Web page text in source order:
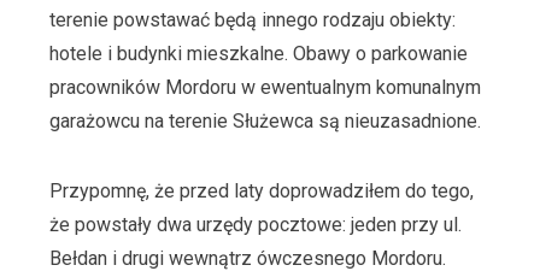
terenie powstawać będą innego rodzaju obiekty:
hotele i budynki mieszkalne. Obawy o parkowanie
pracowników Mordoru w ewentualnym komunalnym
garażowcu na terenie Służewca są nieuzasadnione.
Przypomnę, że przed laty doprowadziłem do tego,
że powstały dwa urzędy pocztowe: jeden przy ul.
Bełdan i drugi wewnątrz ówczesnego Mordoru.